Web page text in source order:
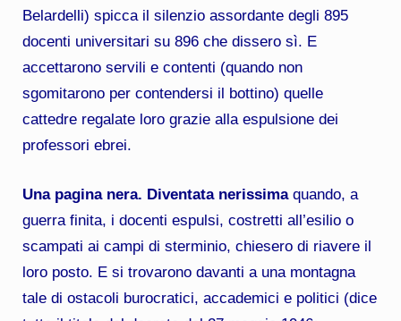
Belardelli) spicca il silenzio assordante degli 895
docenti universitari su 896 che dissero sì. E
accettarono servili e contenti (quando non
sgomitarono per contendersi il bottino) quelle
cattedre regalate loro grazie alla espulsione dei
professori ebrei.
Una pagina nera. Diventata nerissimaquando, a
guerra finita, i docenti espulsi, costretti all’esilio o
scampati ai campi di sterminio, chiesero di riavere il
loro posto. E si trovarono davanti a una montagna
tale di ostacoli burocratici, accademici e politici (dice